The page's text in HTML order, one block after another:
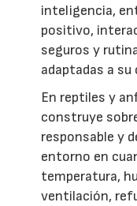
inteligencia,
positivo,
seguros y
adaptadas a su
En reptiles y
construye
responsable y
entorno en
temperatura,
ventilación,